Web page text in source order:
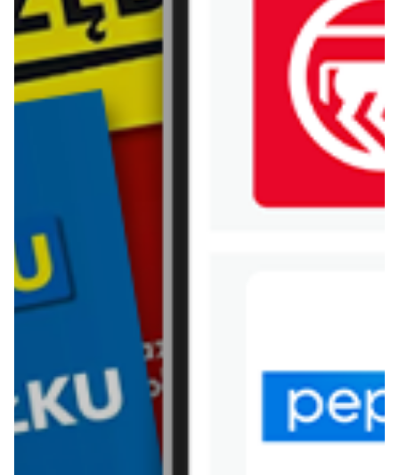
aktualna
C&A
aktualna
Top Secret
SALE - nowe produkty
WIĘCEJ GAZETEK BEST